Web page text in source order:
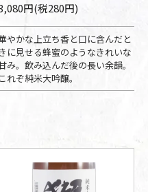
円(税280円)
やかな上立ち香と口に含んだと
に見せる蜂蜜のようなきれいな
み。飲み込んだ後の長い余韻。
これぞ純米大吟醸。